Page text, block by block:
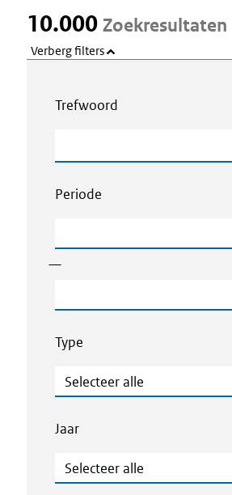
10.000 Zoekresultaten
Verberg filters
Trefwoord
Periode
—
Type
Type
Jaar
Jaar